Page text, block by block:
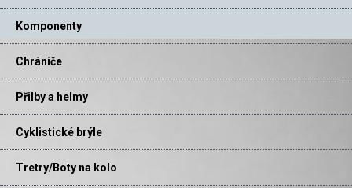
Komponenty
Chrániče
Přilby a helmy
Cyklistické brýle
Tretry/Boty na kolo